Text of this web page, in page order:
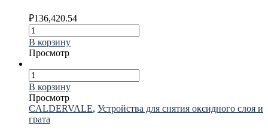
₽136,420.54
В корзину
Просмотр
В корзину
Просмотр
CALDERVALE, Устройства для снятия оксидного слоя и
грата